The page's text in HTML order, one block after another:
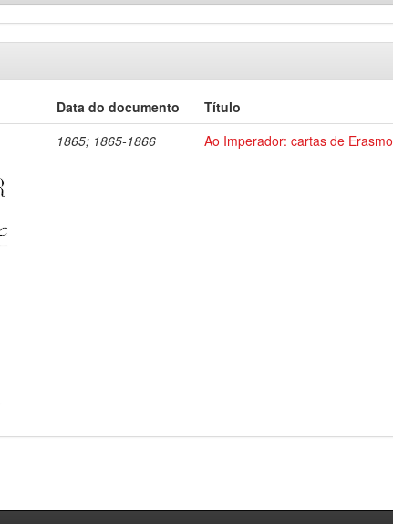
Data do documento Título
1865; 1865-1866
Ao Imperador: cartas de Erasmo